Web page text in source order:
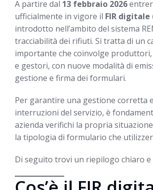
A partire dal 13 febbraio 2026
ufficialmente in vigore il FIR digitale
introdotto nell’ambito del sistema
tracciabilità dei rifiuti. Si tratta di un
importante che coinvolge
e gestori, con nuove modalità di
gestione e firma dei formulari.
Per garantire una gestione corretta
interruzioni del servizio, è
azienda verifichi la propria
la tipologia di formulario che
Di seguito trovi un riepilogo chiaro